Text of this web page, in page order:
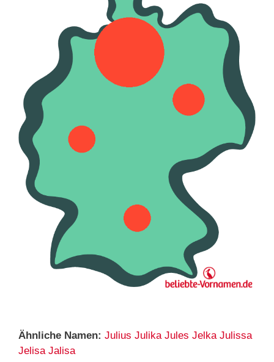
Ähnliche Namen: Julius Julika Jules Jelka Julissa
Jelisa Jalisa